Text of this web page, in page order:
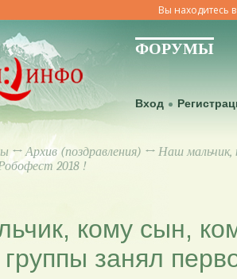
Вы находитесь
ФОРУМЫ
Вход
↔Архив (поздравления) ↔ Наш мальчик,
2018 !
кому сын,
группы занял